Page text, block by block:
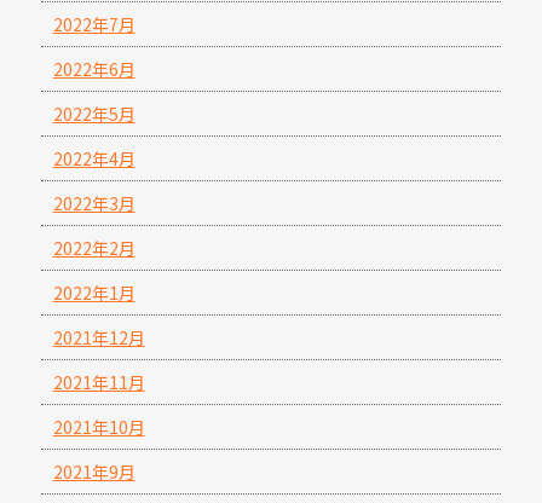
2022年7月
2022年6月
2022年5月
2022年4月
2022年3月
2022年2月
2022年1月
2021年12月
2021年11月
2021年10月
2021年9月